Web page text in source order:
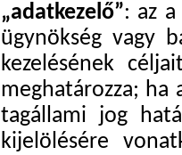
„adatkezelő”: az a
ügynökség vagy
kezelésének
meghatározza; ha
tagállami jog
kijelölésére